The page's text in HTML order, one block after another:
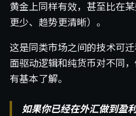
黄金上同样有效，甚至比在
更少、趋势更清晰）。
这是同类市场之间的技术可
面驱动逻辑和纯货币对不同
有基本了解。
如果你已经在外汇做到盈